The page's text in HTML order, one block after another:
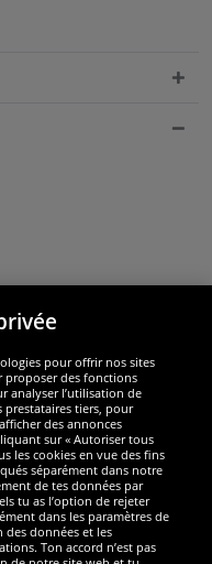
pour offrir nos sites
proposer des fonctions
analyser l’utilisation de
prestataires tiers, pour
des annonces
sur « Autoriser tous
les cookies en vue des fins
séparément dans notre
de tes données par
tu as l’option de rejeter
dans les paramètres de
données et les
Ton accord n’est pas